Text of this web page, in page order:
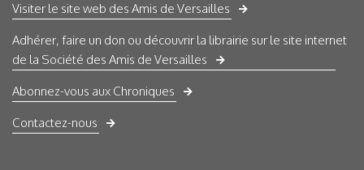
Visiter le site web des Amis de Versailles
Adhérer, faire un don ou découvrir la librairie sur le site internet
de la Société des Amis de Versailles
Abonnez-vous aux Chroniques
Contactez-nous